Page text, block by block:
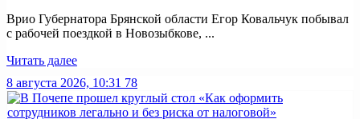
Врио Губернатора Брянской области Егор Ковальчук побывал
с рабочей поездкой в Новозыбкове, ...
Читать далее
8 августа 2026, 10:31 78